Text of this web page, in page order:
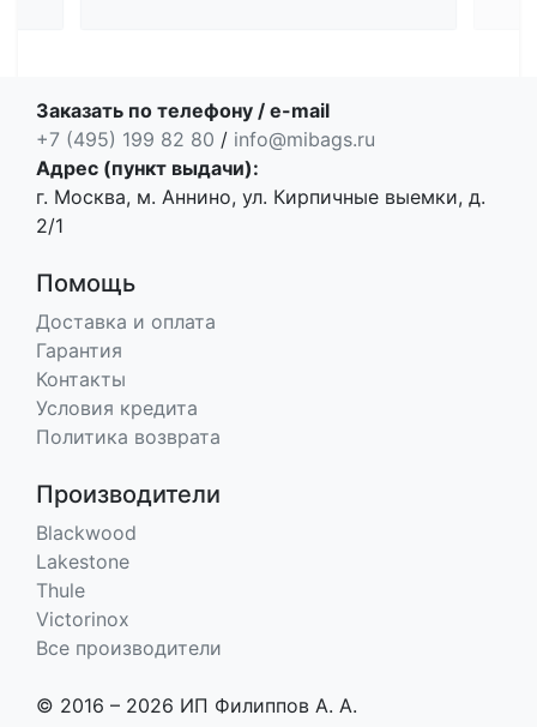
Заказать по телефону / e-mail
+7 (495) 199 82 80 / info@mibags.ru
Адрес (пункт выдачи):
г. Москва, м. Аннино, ул. Кирпичные выемки, д.
2/1
Помощь
Доставка и оплата
Гарантия
Контакты
Условия кредита
Политика возврата
Производители
Blackwood
Lakestone
Thule
Victorinox
Все производители
© 2016 – 2026 ИП Филиппов А. А.